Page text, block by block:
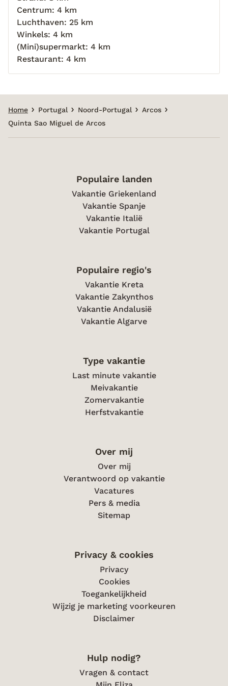
Centrum: 4 km
Luchthaven: 25 km
Winkels: 4 km
(Mini)supermarkt: 4 km
Restaurant: 4 km
Home Portugal Noord-Portugal
Arcos
Quinta Sao Miguel de Arcos
Populaire landen
Vakantie Griekenland
Vakantie Spanje
Vakantie Italië
Vakantie Portugal
Populaire regio's
Vakantie Kreta
Vakantie Zakynthos
Vakantie Andalusië
Vakantie Algarve
Type vakantie
Last minute vakantie
Meivakantie
Zomervakantie
Herfstvakantie
Over mij
Over mij
Verantwoord op vakantie
Vacatures
Pers & media
Sitemap
Privacy & cookies
Privacy
Cookies
Toegankelijkheid
Wijzig je marketing voorkeuren
Disclaimer
Hulp nodig?
Vragen & contact